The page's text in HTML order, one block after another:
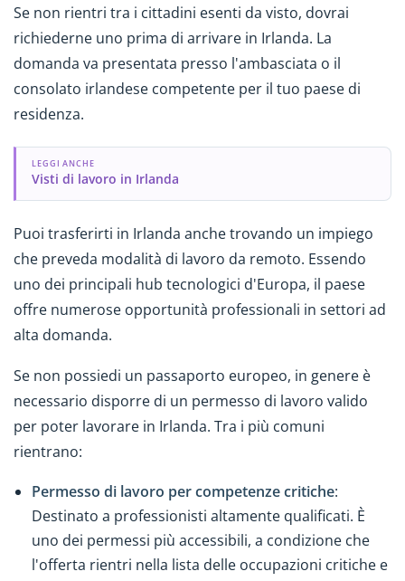
Se non rientri tra i cittadini esenti da visto, dovrai
richiederne uno prima di arrivare in Irlanda. La
domanda va presentata presso l'ambasciata o il
consolato irlandese competente per il tuo paese di
residenza.
LEGGI ANCHE
Visti di lavoro in Irlanda
Puoi trasferirti in Irlanda anche trovando un impiego
che preveda modalità di lavoro da remoto. Essendo
uno dei principali hub tecnologici d'Europa, il paese
offre numerose opportunità professionali in settori ad
alta domanda.
Se non possiedi un passaporto europeo, in genere è
necessario disporre di un permesso di lavoro valido
per poter lavorare in Irlanda. Tra i più comuni
rientrano:
Permesso di lavoro per competenze critiche:
Destinato a professionisti altamente qualificati. È
uno dei permessi più accessibili, a condizione che
l'offerta rientri nella lista delle occupazioni critiche e